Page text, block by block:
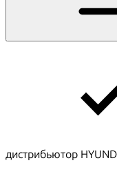
дистрибьютор